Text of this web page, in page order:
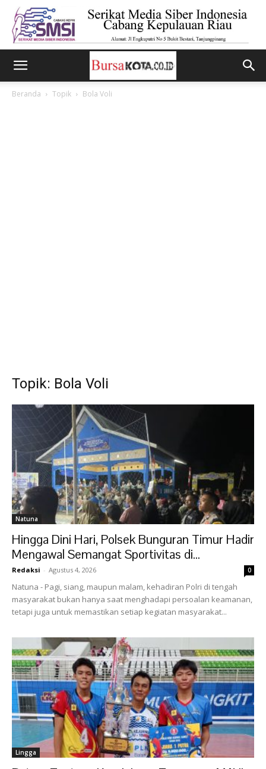
Beranda Topik Bola Voli
Topik: Bola Voli
Natuna
Hingga Dini Hari, Polsek Bunguran Timur Hadir
Mengawal Semangat Sportivitas di...
Redaksi - Agustus 4, 2026 0
‎Natuna - Pagi, siang, maupun malam, kehadiran Polri di tengah
masyarakat bukan hanya saat menghadapi persoalan keamanan,
tetapi juga untuk memastikan setiap kegiatan masyarakat...
Lingga